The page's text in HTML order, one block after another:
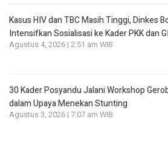
Kasus HIV dan TBC Masih Tinggi, Dinkes
Intensifkan Sosialisasi ke Kader PKK dan
Agustus 4, 2026 | 2:51 am WIB
30 Kader Posyandu Jalani Workshop
dalam Upaya Menekan Stunting
Agustus 3, 2026 | 7:07 am WIB